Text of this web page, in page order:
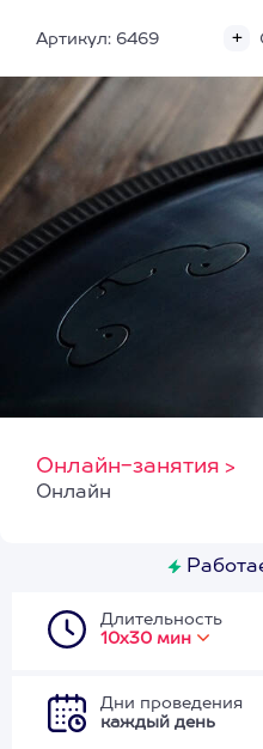
Артикул: 6469
Онлайн-занятия >
Онлайн
Длительность
10х30 мин
Дни проведения
каждый день